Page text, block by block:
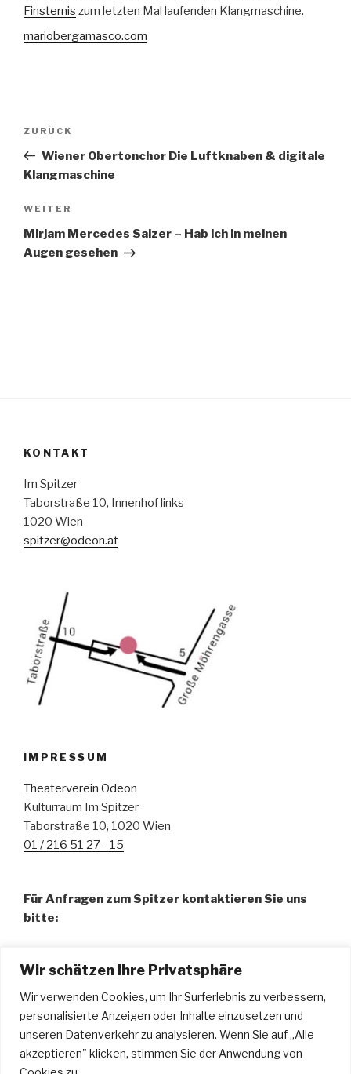
Wir schätzen Ihre Privatsphäre
Wir verwenden Cookies, um Ihr Surferlebnis zu verbessern,
personalisierte Anzeigen oder Inhalte einzusetzen und
unseren Datenverkehr zu analysieren. Wenn Sie auf „Alle
akzeptieren" klicken, stimmen Sie der Anwendung von
Finsternis zum letzten Mal laufenden Klangmaschine.
mariobergamasco.com
Beitragsnavigation
Vorheriger
Beitrag
ZURÜCK
Wiener Obertonchor Die Luftknaben & digitale
Klangmaschine
Nächster
Beitrag
WEITER
Mirjam Mercedes Salzer – Hab ich in meinen
Augen gesehen
KONTAKT
Im Spitzer
Taborstraße 10, Innenhof links
1020 Wien
spitzer@odeon.at
IMPRESSUM
Theaterverein Odeon
Kulturraum Im Spitzer
Taborstraße 10, 1020 Wien
01 / 216 51 27 - 15
Für Anfragen zum Spitzer kontaktieren Sie uns
bitte:
01 / 216 51 27 - 15
spitzer@odeon.at
Hr. Urdyl Bauer – Technische Leitung u. Tontechnik
technik@odeon.at